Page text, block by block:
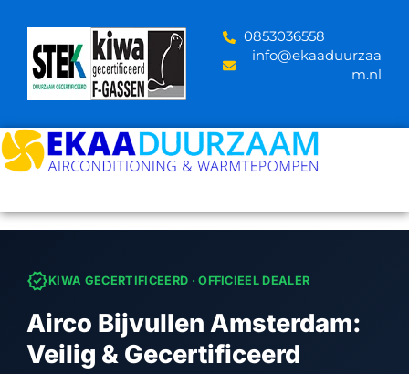
content
‪0853036558
info@ekaaduurzaa
m.nl
verifiedKIWA GECERTIFICEERD · OFFICIEEL DEALER
Airco Bijvullen Amsterdam:
Veilig & Gecertificeerd